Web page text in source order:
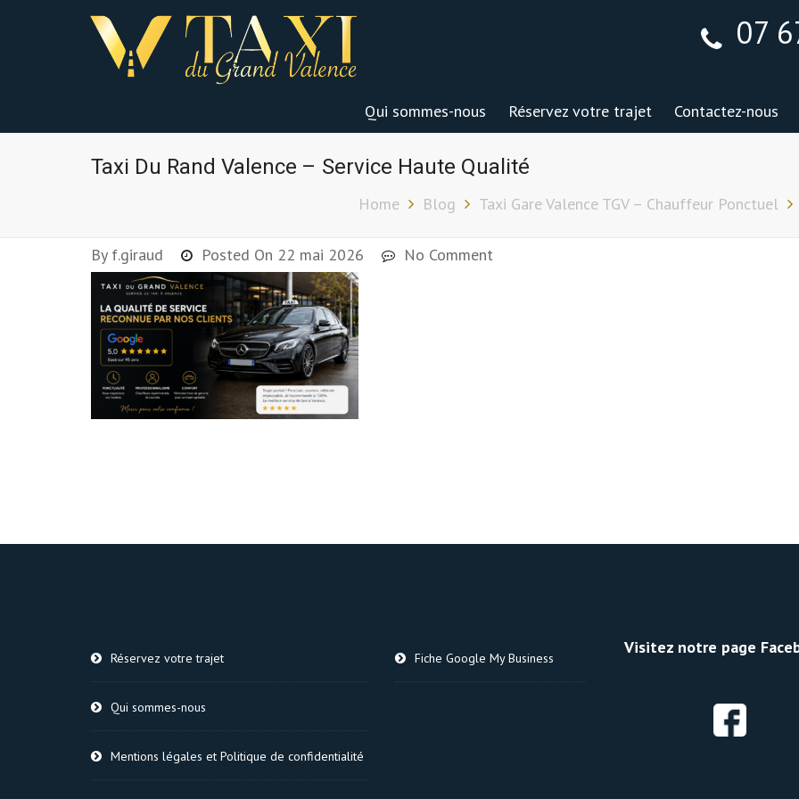
07
Qui sommes-nous Réservez votre trajet Contactez-nous
Taxi Du Rand Valence – Service Haute Qualité
Home Blog Taxi Gare Valence TGV – Chauffeur Ponctuel
By f.giraud Posted On 22 mai 2026 No Comment
Réservez votre trajet
Qui sommes-nous
Mentions légales et Politique de confidentialité
Fiche Google My Business
Visitez notre page